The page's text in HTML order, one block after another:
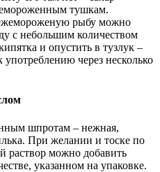
тушкам.
рыбу можно
с небольшим количеством
и опустить в тузлук –
употреблению через несколько
шпротам – нежная,
При желании и тоске по
раствор можно добавить
указанном на упаковке.